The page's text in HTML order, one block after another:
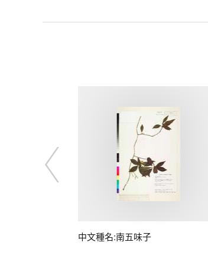
中文種名:南五味子